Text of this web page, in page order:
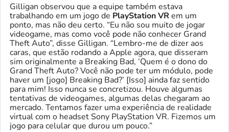
Gilligan observou que a equipe também estava
trabalhando em um jogo de PlayStation VR em um
ponto, mas não deu certo. “Eu não sou muito de jogar
videogame, mas como você pode não conhecer Grand
Theft Auto”, disse Gilligan. “Lembro-me de dizer aos
caras, que estão rodando a Apple agora, que disseram
sim originalmente a Breaking Bad, ‘Quem é o dono do
Grand Theft Auto? Você não pode ter um módulo, pode
haver um [jogo] Breaking Bad?’ [Isso] ainda faz sentido
para mim! Isso nunca se concretizou. Houve algumas
tentativas de videogames, algumas delas chegaram ao
mercado. Tentamos fazer uma experiência de realidade
virtual com o headset Sony PlayStation VR. Fizemos um
jogo para celular que durou um pouco.”